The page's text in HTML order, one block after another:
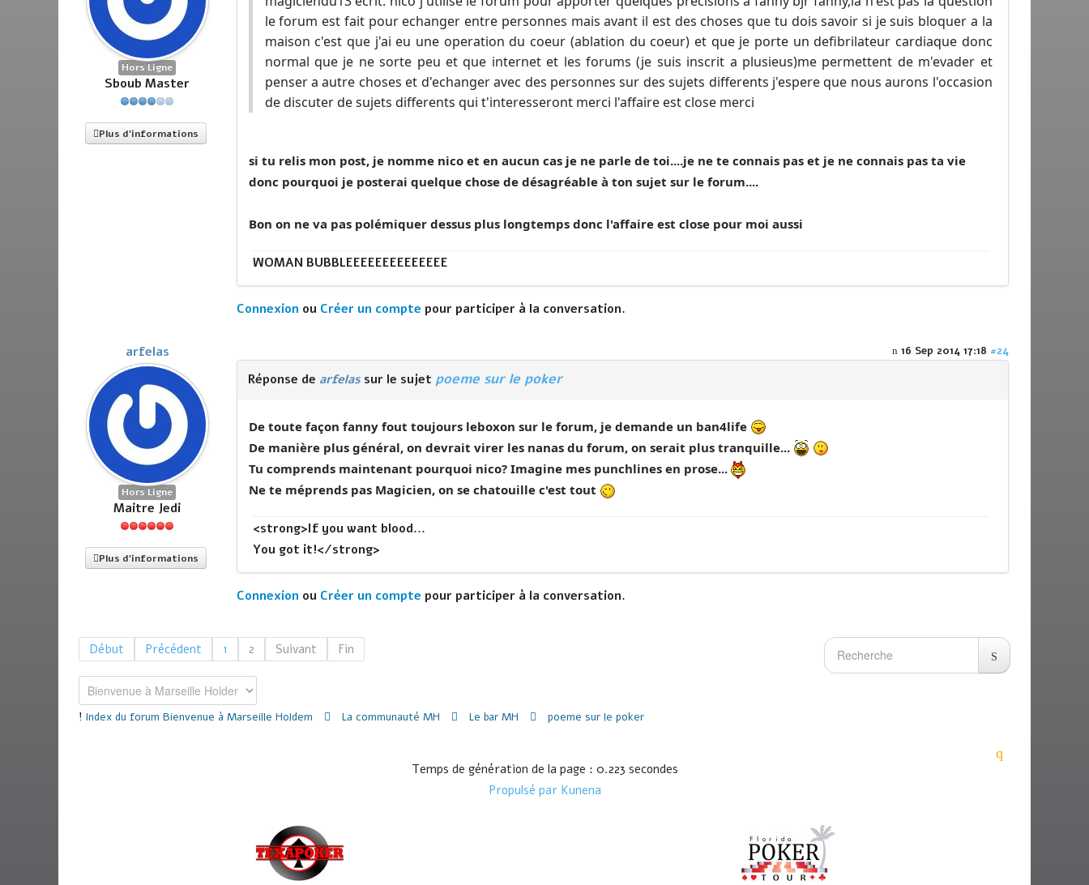
Hors Ligne
Sboub Master
Plus d'informations
le forum est fait pour echanger entre personnes mais avant il est des choses que tu dois savoir si je suis bloquer a la
maison c'est que j'ai eu une operation du coeur (ablation du coeur) et que je porte un defibrilateur cardiaque donc
normal que je ne sorte peu et que internet et les forums (je suis inscrit a plusieus)me permettent de m'evader et
penser a autre choses et d'echanger avec des personnes sur des sujets differents j'espere que nous aurons l'occasion
de discuter de sujets differents qui t'interesseront merci l'affaire est close merci
si tu relis mon post, je nomme nico et en aucun cas je ne parle de toi....je ne te connais pas et je ne connais pas ta vie
donc pourquoi je posterai quelque chose de désagréable à ton sujet sur le forum....
Bon on ne va pas polémiquer dessus plus longtemps donc l'affaire est close pour moi aussi
WOMAN BUBBLEEEEEEEEEEEEEE
Connexion ou Créer un compte pour participer à la conversation.
arfelas
Hors Ligne
Maitre Jedi
Plus d'informations
16 Sep 2014 17:18 #24
Réponse de arfelassur le sujet poeme sur le poker
De toute façon fanny fout toujours leboxon sur le forum, je demande un ban4life
De manière plus général, on devrait virer les nanas du forum, on serait plus tranquille...
Tu comprends maintenant pourquoi nico? Imagine mes punchlines en prose...
Ne te méprends pas Magicien, on se chatouille c'est tout
<strong>If you want blood...
You got it!</strong>
Connexion ou Créer un compte pour participer à la conversation.
Début Précédent 1 2 Suivant Fin
Index du forum Bienvenue à Marseille Holdem La communauté MH Le bar MH poeme sur le poker
Temps de génération de la page : 0.223 secondes
Propulsé par Kunena